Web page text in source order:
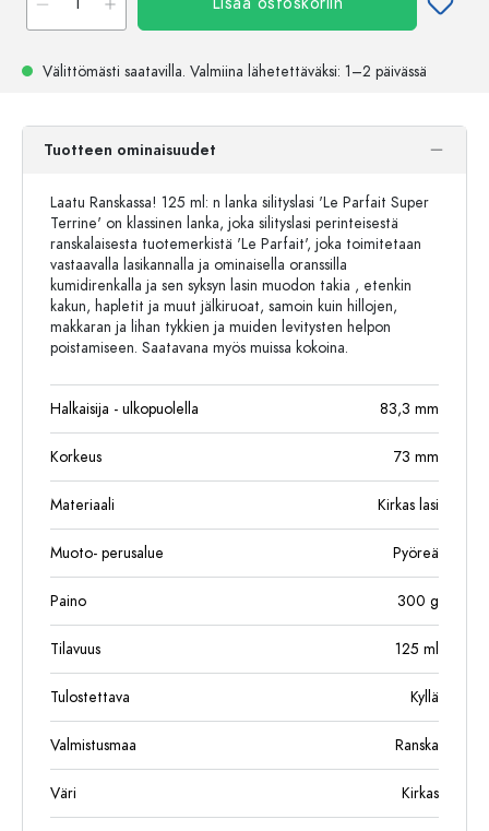
Välittömästi saatavilla. Valmiina lähetettäväksi: 1–2 päivässä
Tuotteen ominaisuudet
Laatu Ranskassa! 125 ml: n lanka silityslasi 'Le Parfait Super
Terrine' on klassinen lanka, joka silityslasi perinteisestä
ranskalaisesta tuotemerkistä 'Le Parfait', joka toimitetaan
vastaavalla lasikannalla ja ominaisella oranssilla
kumidirenkalla ja sen syksyn lasin muodon takia , etenkin
kakun, hapletit ja muut jälkiruoat, samoin kuin hillojen,
makkaran ja lihan tykkien ja muiden levitysten helpon
poistamiseen. Saatavana myös muissa kokoina.
Halkaisija - ulkopuolella 83,3 mm
Korkeus 73 mm
Materiaali Kirkas lasi
Muoto- perusalue Pyöreä
Paino 300 g
Tilavuus 125 ml
Tulostettava Kyllä
Valmistusmaa Ranska
Väri Kirkas